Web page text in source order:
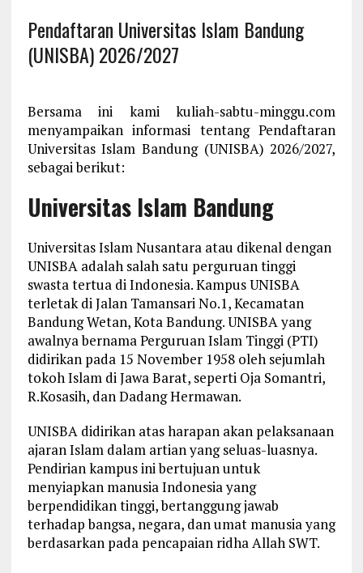
Pendaftaran Universitas Islam Bandung
(UNISBA) 2026/2027
Bersama ini kami kuliah-sabtu-minggu.com
menyampaikan informasi tentang Pendaftaran
Universitas Islam Bandung (UNISBA) 2026/2027,
sebagai berikut:
Universitas Islam Bandung
Universitas Islam Nusantara atau dikenal dengan
UNISBA adalah salah satu perguruan tinggi
swasta tertua di Indonesia. Kampus UNISBA
terletak di Jalan Tamansari No.1, Kecamatan
Bandung Wetan, Kota Bandung. UNISBA yang
awalnya bernama Perguruan Islam Tinggi (PTI)
didirikan pada 15 November 1958 oleh sejumlah
tokoh Islam di Jawa Barat, seperti Oja Somantri,
R.Kosasih, dan Dadang Hermawan.
UNISBA didirikan atas harapan akan pelaksanaan
ajaran Islam dalam artian yang seluas-luasnya.
Pendirian kampus ini bertujuan untuk
menyiapkan manusia Indonesia yang
berpendidikan tinggi, bertanggung jawab
terhadap bangsa, negara, dan umat manusia yang
berdasarkan pada pencapaian ridha Allah SWT.